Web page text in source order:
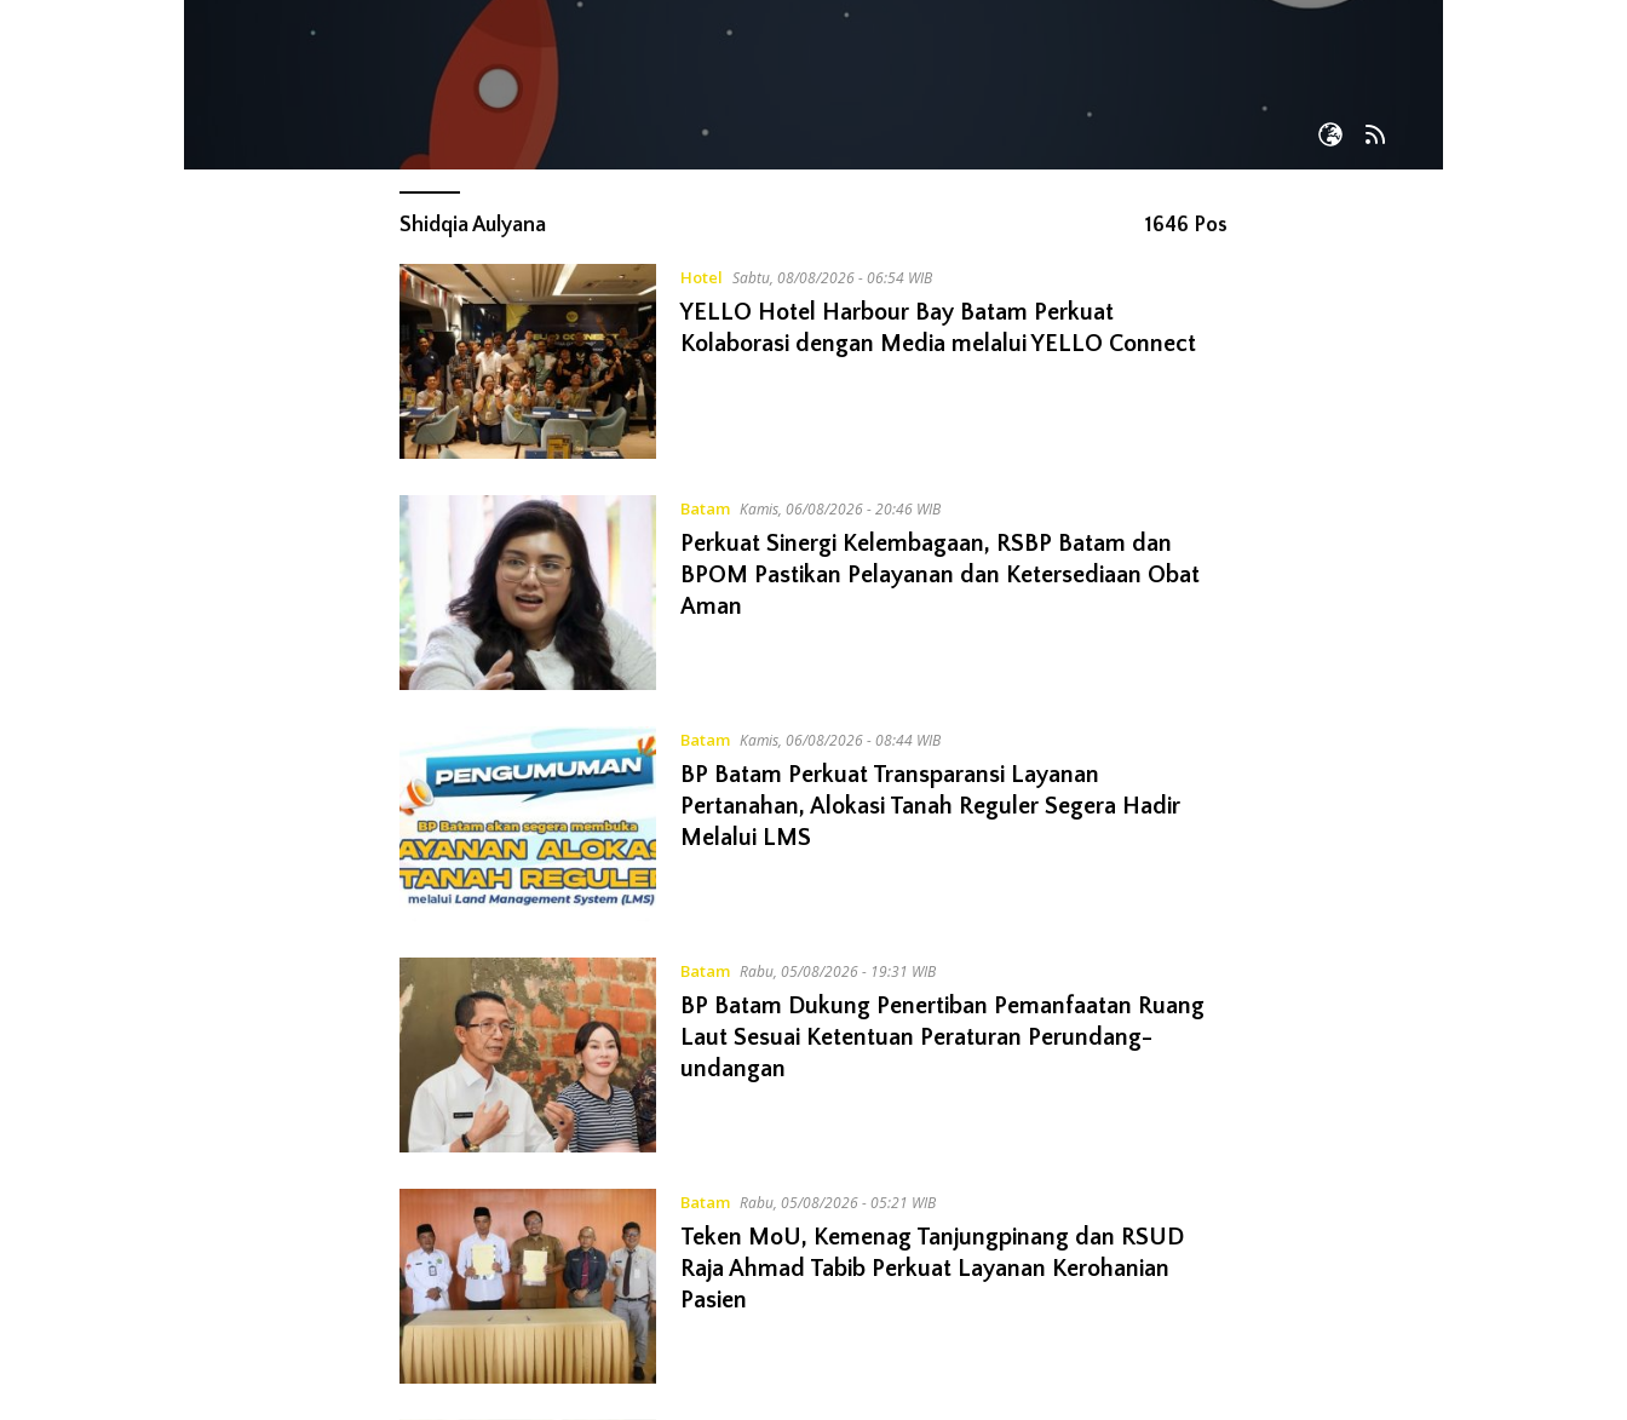
Shidqia Aulyana 1646 Pos
Hotel Sabtu, 08/08/2026 - 06:54 WIB
YELLO Hotel Harbour Bay Batam Perkuat
Kolaborasi dengan Media melalui YELLO Connect
Batam Kamis, 06/08/2026 - 20:46 WIB
Perkuat Sinergi Kelembagaan, RSBP Batam dan
BPOM Pastikan Pelayanan dan Ketersediaan Obat
Aman
Batam Kamis, 06/08/2026 - 08:44 WIB
BP Batam Perkuat Transparansi Layanan
Pertanahan, Alokasi Tanah Reguler Segera Hadir
Melalui LMS
Batam Rabu, 05/08/2026 - 19:31 WIB
BP Batam Dukung Penertiban Pemanfaatan Ruang
Laut Sesuai Ketentuan Peraturan Perundang-
undangan
Batam Rabu, 05/08/2026 - 05:21 WIB
Teken MoU, Kemenag Tanjungpinang dan RSUD
Raja Ahmad Tabib Perkuat Layanan Kerohanian
Pasien